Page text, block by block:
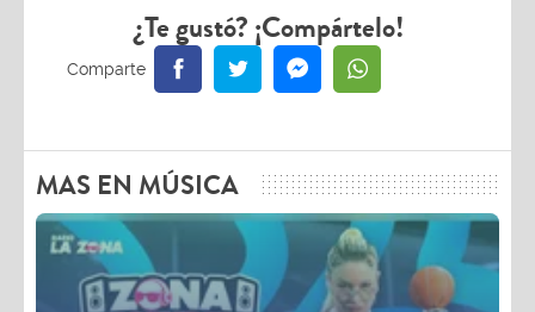
¿Te gustó? ¡Compártelo!
MAS EN MÚSICA